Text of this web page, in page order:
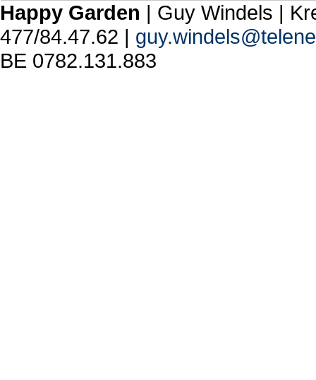
Happy Garden | Guy Windels |
477/84.47.62 |
BE 0782.131.883